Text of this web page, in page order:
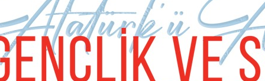
Telefon (zorunlu değil)
Yorumunuz